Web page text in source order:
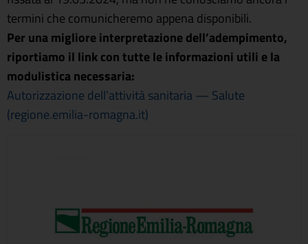
termini che comunicheremo appena disponibili.
Per una migliore interpretazione dell’adempimento,
riportiamo il link con tutte le informazioni utili e la
modulistica necessaria:
Autorizzazione dell’attività sanitaria — Salute
(regione.emilia-romagna.it)